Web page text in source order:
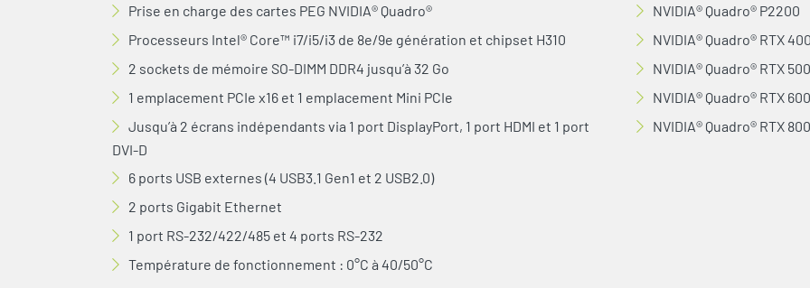
Prise en charge des cartes PEG NVIDIA® Quadro®
Processeurs Intel® Core™ i7/i5/i3 de 8e/9e génération et chipset H310
2 sockets de mémoire SO-DIMM DDR4 jusqu’à 32 Go
1 emplacement PCIe x16 et 1 emplacement Mini PCIe
Jusqu’à 2 écrans indépendants via 1 port DisplayPort, 1 port HDMI et 1 port
DVI-D
6 ports USB externes (4 USB3.1 Gen1 et 2 USB2.0)
2 ports Gigabit Ethernet
1 port RS-232/422/485 et 4 ports RS-232
Température de fonctionnement : 0°C à 40/50°C
NVIDIA® Quadro® P2200
NVIDIA® Quadro® RTX
NVIDIA® Quadro® RTX
NVIDIA® Quadro® RTX
NVIDIA® Quadro® RTX